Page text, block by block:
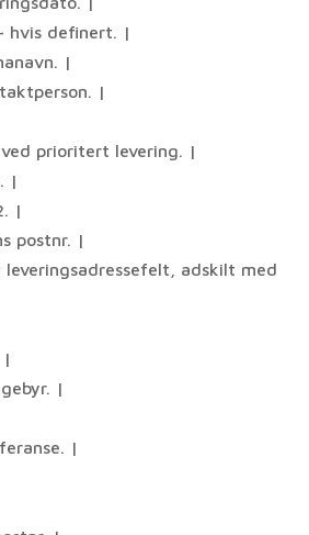
hvis definert. |
|
|
prioritert levering. |
|
|
postnr. |
adskilt med
|
|
|